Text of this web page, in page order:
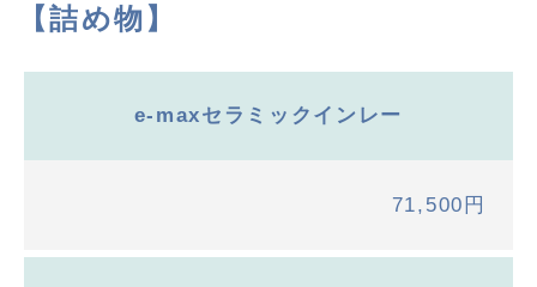
【詰め物】
e-maxセラミックインレー
71,500円